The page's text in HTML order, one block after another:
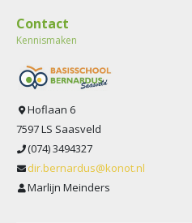
Contact
Kennismaken
Hoflaan 6
7597 LS Saasveld
(074) 3494327
dir.bernardus@konot.nl
Marlijn Meinders